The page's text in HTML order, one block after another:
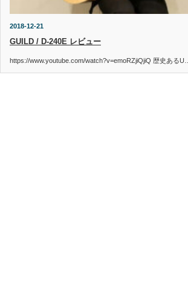
2018-12-21
GUILD / D-240E レビュー
https://www.youtube.com/watch?v=emoRZjiQjiQ 歴史あるU…